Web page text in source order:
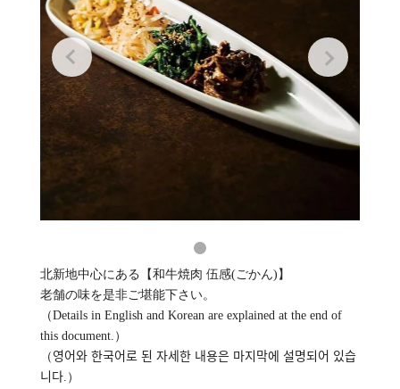
北新地中心にある【和牛焼肉 伍感(ごかん)】
老舗の味を是非ご堪能下さい。
（Details in English and Korean are explained at the end of
this document.）
（영어와 한국어로 된 자세한 내용은 마지막에 설명되어 있습
니다.）